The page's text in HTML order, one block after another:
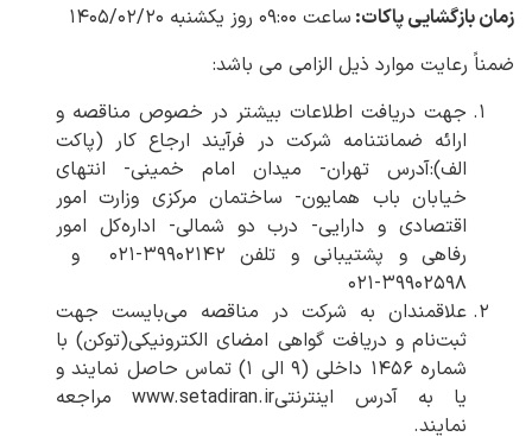
زمان بازگشایی پاکات: ساعت ۰۹:۰۰ روز یکشنبه ۱۴۰۵/۰۲/۲۰
ضمناً رعایت موارد ذیل الزامی می باشد:
جهت دریافت اطلاعات بیشتر در خصوص مناقصه و
ارائه ضمانتنامه شرکت در فرآیند ارجاع کار (پاکت
الف)‌:آدرس تهران- میدان امام خمینی- انتهای
خیابان باب همایون- ساختمان مرکزی وزارت امور
اقتصادی و دارایی- درب دو شمالی- اداره‌کل امور
رفاهی و پشتیبانی و تلفن ۳۹۹۰۲۱۴۲-۰۲۱ و
۳۹۹۰۲۵۹۸-۰۲۱
علاقمندان به شرکت در مناقصه می‌بایست جهت
ثبت‌نام و دریافت گواهی امضای الکترونیکی(توکن) با
شماره ۱۴۵۶ داخلی (۹ الی ۱) تماس حاصل نمایند و
یا به آدرس اینترنتیwww.setadiran.ir مراجعه
نمایند.